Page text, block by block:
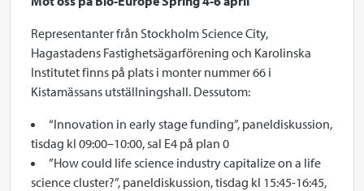
Representanter från Stockholm Science City,
Hagastadens Fastighetsägarförening och Karolinska
Institutet finns på plats i monter nummer 66 i
Kistamässans utställningshall. Dessutom:
“Innovation in early stage funding”, paneldiskussion,
tisdag kl 09:00–10:00, sal E4 på plan 0
”How could life science industry capitalize on a life
science cluster?”, paneldiskussion, tisdag kl 15:45-16:45,